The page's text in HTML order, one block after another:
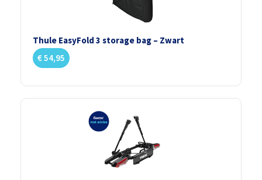
Thule EasyFold 3 storage bag – Zwart
€54,95